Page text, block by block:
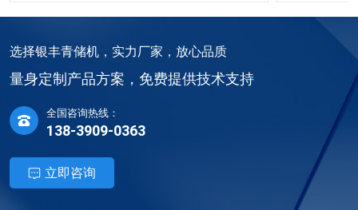
选择银丰青储机，实力厂家，放心品质
量身定制产品方案，免费提供技术支持
全国咨询热线：
138-3909-0363
立即咨询